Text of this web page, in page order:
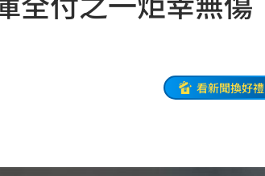
看新聞換好禮